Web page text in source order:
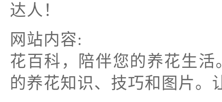
达人！
网站内容:
花百科，陪伴您的养花生
的养花知识、技巧和图片。